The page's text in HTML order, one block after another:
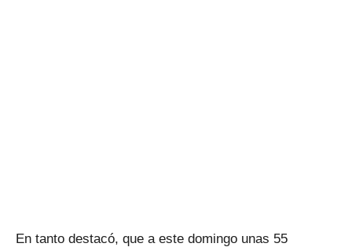
En tanto destacó, que a este domingo unas 55